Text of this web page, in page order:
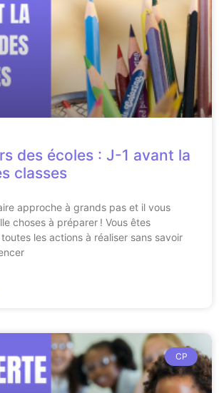
des écoles : J-1 avant la
classes
approche à grands pas et il vous
choses à préparer ! Vous êtes
les actions à réaliser sans savoir
CP